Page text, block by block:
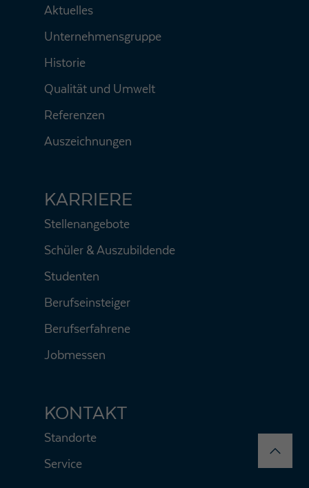
Aktuelles
Unternehmensgruppe
Historie
Qualität und Umwelt
Referenzen
Auszeichnungen
KARRIERE
Stellenangebote
Schüler & Auszubildende
Studenten
Berufseinsteiger
Berufserfahrene
Jobmessen
KONTAKT
Standorte
Service